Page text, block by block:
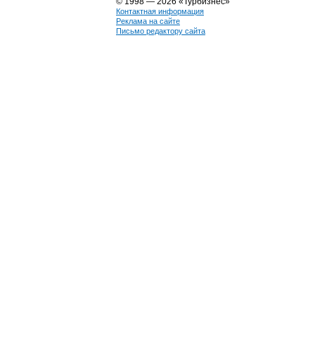
Контактная информация
Реклама на сайте
Письмо редактору сайта